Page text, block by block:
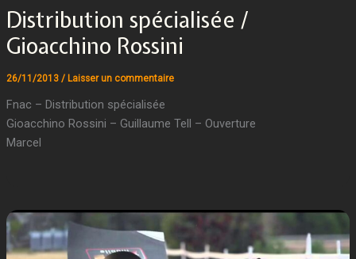
Distribution spécialisée /
Gioacchino Rossini
26/11/2013 / Laisser un commentaire
Fnac – Distribution spécialisée
Gioacchino Rossini – Guillaume Tell – Ouverture
Marcel